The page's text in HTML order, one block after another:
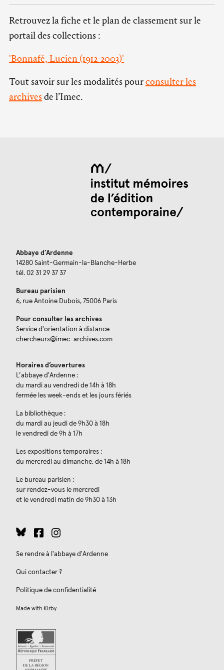
Retrouvez la fiche et le plan de classement sur le
portail des collections :
'Bonnafé, Lucien (1912-2003)'
Tout savoir sur les modalités pourconsulter les
archivesde l’Imec.
Abbaye d’Ardenne
14280 Saint-Germain-la-Blanche-Herbe
tél. 02 31 29 37 37
Bureau parisien
6, rue Antoine Dubois, 75006 Paris
Pour consulter les archives
Service d'orientation à distance
chercheurs@imec-archives.com
Horaires d’ouvertures
L’abbaye d'Ardenne :
du mardi au vendredi de 14h à 18h
fermée les week-ends et les jours fériés
La bibliothèque :
du mardi au jeudi de 9h30 à 18h
le vendredi de 9h à 17h
Les expositions temporaires :
du mercredi au dimanche, de 14h à 18h
Le bureau parisien :
sur rendez-vous le mercredi
et le vendredi matin de 9h30 à 13h
Se rendre à l'abbaye d'Ardenne
Qui contacter ?
Politique de confidentialité
Made with Kirby